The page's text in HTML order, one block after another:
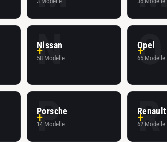
N
Nissan
58 Modelle O
Opel
65 Modelle
P
Porsche
14 Modelle R
Renault
62 Modelle